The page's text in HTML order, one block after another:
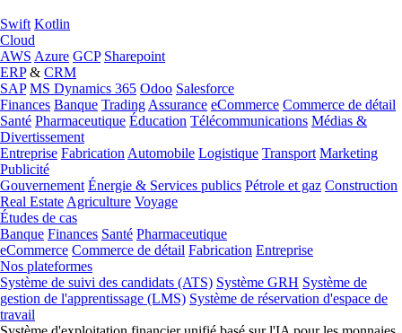
Swift Kotlin
Cloud
AWS Azure GCP Sharepoint
ERP& CRM
SAP MS Dynamics 365 Odoo Salesforce
Finances Banque Trading Assurance eCommerce Commerce de détail
Santé Pharmaceutique Éducation Télécommunications Médias &
Divertissement
Entreprise Fabrication Automobile Logistique Transport Marketing
Publicité
Gouvernement Énergie & Services publics Pétrole et gaz Construction
Real Estate Agriculture Voyage
Études de cas
Banque Finances Santé Pharmaceutique
eCommerce Commerce de détail Fabrication Entreprise
Nos plateformes
Système de suivi des candidats (ATS) Système GRH Système de
gestion de l'apprentissage (LMS) Système de réservation d'espace de
travail